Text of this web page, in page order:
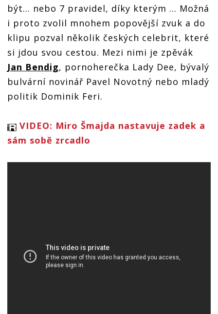
být… nebo 7 pravidel, díky kterým … Možná
i proto zvolil mnohem popovější zvuk a do
klipu pozval několik českých celebrit, které
si jdou svou cestou. Mezi nimi je zpěvák
Jan Bendig, pornoherečka Lady Dee, bývalý
bulvární novinář Pavel Novotný nebo mladý
politik Dominik Feri.
VIDEO: Miro Šmajda nastavuje zadek a
sám sobě zrcadlo